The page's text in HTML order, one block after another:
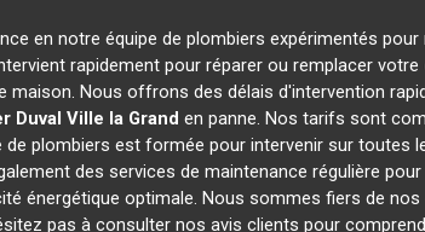
en notre équipe de plombiers expérimentés
rapidement pour réparer ou remplacer votre
Nous offrons des délais d'intervention
Duval Ville la Grand en panne. Nos tarifs sont
plombiers est formée pour intervenir sur toutes
des services de maintenance régulière
énergétique optimale. Nous sommes fiers de
pas à consulter nos avis clients pour